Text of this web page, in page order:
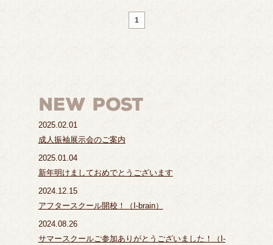
1
2025.02.01
成人振袖展示会のご案内
2025.01.04
新年明けましておめでとうございます
2024.12.15
アフタースクール開校！（I-brain）
2024.08.26
サマースクールご参加ありがとうございました！（I-